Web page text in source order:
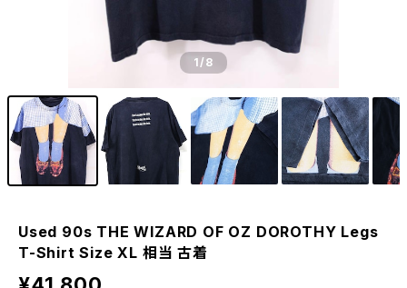
1/8
Used 90s THE WIZARD OF OZ DOROTHY Legs
T-Shirt Size XL 相当 古着